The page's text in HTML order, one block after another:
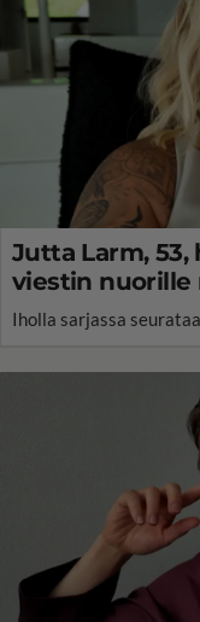
Jutta Larm, 53,
viestin nuorille
Iholla sarjassa